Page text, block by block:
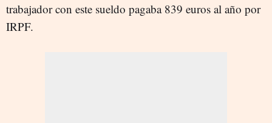
trabajador con este sueldo pagaba 839 euros al año por
IRPF.